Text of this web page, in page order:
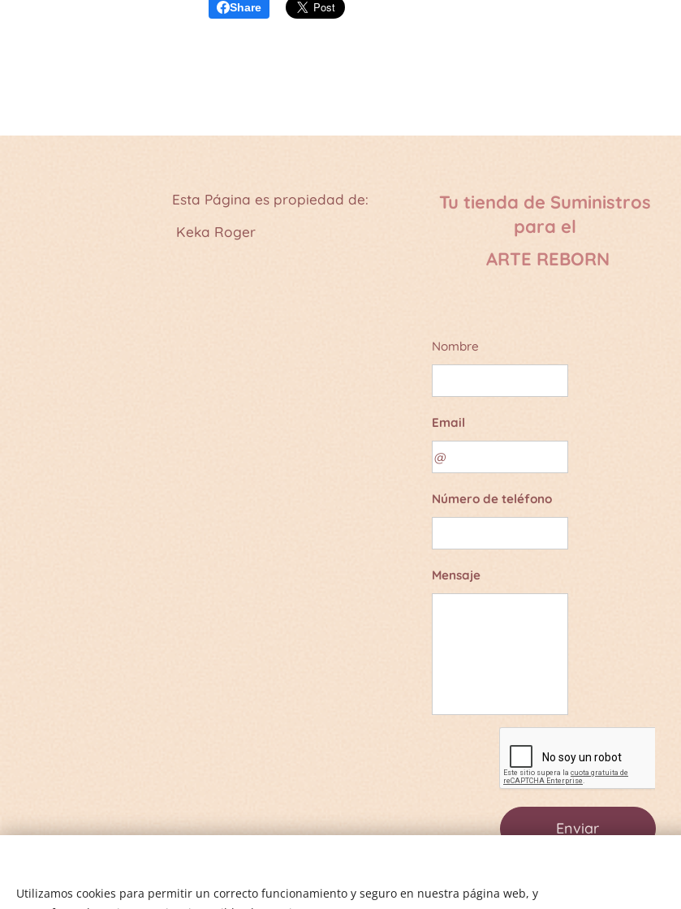
Share
Esta Página es propiedad de:
Keka Roger
Tu tienda de Suministros
para el
ARTE REBORN
Nombre
Email
Número de teléfono
Mensaje
Enviar
Utilizamos cookies para permitir un correcto funcionamiento y seguro en nuestra página web, y